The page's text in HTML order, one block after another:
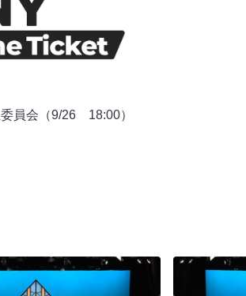
員会（9/26 18:00）